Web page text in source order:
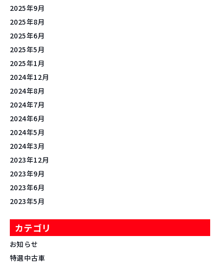
2025年9月
2025年8月
2025年6月
2025年5月
2025年1月
2024年12月
2024年8月
2024年7月
2024年6月
2024年5月
2024年3月
2023年12月
2023年9月
2023年6月
2023年5月
カテゴリ
お知らせ
特選中古車